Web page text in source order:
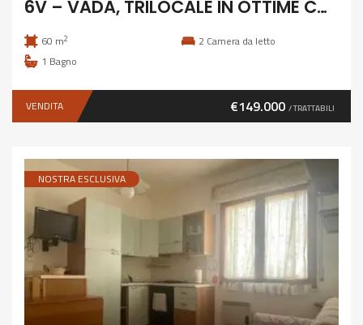
6V – VADA, TRILOCALE IN OTTIME CONDIZIONI
60 m2 2 Camera da letto
1 Bagno
VENDITA €149.000 / TRATTABILI
NOSTRA ESCLUSIVA